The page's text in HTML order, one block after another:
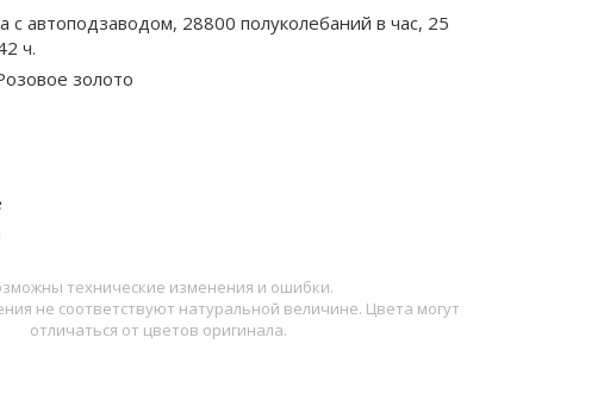
с автоподзаводом, 28800 полуколебаний в час, 25
ч.
золото
технические изменения и ошибки.
не соответствуют натуральной величине. Цвета могут
отличаться от цветов оригинала.